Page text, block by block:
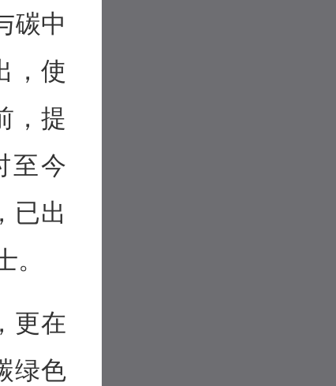
碳中
，使
，提
至今
已出
更在
绿色